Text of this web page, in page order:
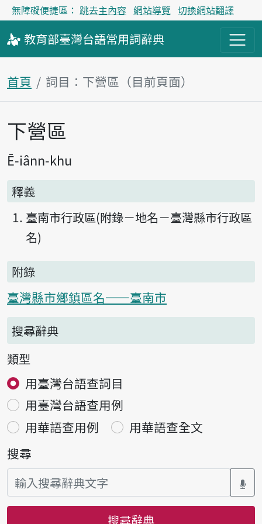
無障礙便捷區： 跳去主內容 網站導覽 切換網站翻譯
教育部臺灣台語常用詞辭典
首頁 詞目：下營區（目前頁面）
主內容區塊
下營區
Ē-iânn-khu
釋義
臺南市行政區(附錄－地名－臺灣縣市行政區
名)
附錄
臺灣縣市鄉鎮區名——臺南市
搜尋辭典
類型
用臺灣台語查詞目
用臺灣台語查用例
用華語查用例
用華語查全文
搜尋
搜尋辭典